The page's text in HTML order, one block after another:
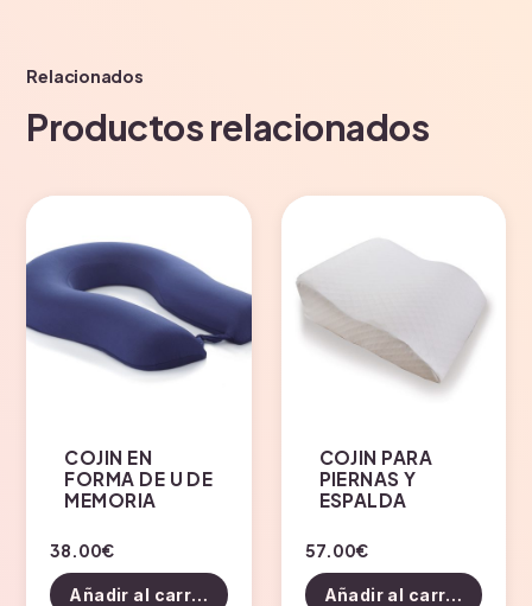
Relacionados
Productos relacionados
COJIN EN
FORMA DE U DE
MEMORIA
38.00€
Añadir al carrito
COJIN PARA
PIERNAS Y
ESPALDA
57.00€
Añadir al carrito